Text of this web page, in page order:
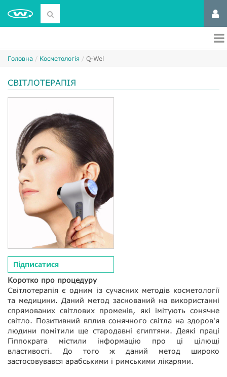
Головна Косметологія Q-Wel
СВІТЛОТЕРАПІЯ
Підписатися
Коротко про процедуру
Світлотерапія є одним із сучасних методів косметології
та медицини. Даний метод заснований на використанні
спрямованих світлових променів, які імітують сонячне
світло. Позитивний вплив сонячного світла на здоров'я
людини помітили ще стародавні єгиптяни. Деякі праці
Гіппократа містили інформацію про ці цілющі
властивості. До того ж даний метод широко
застосовувався арабськими і римськими лікарями.